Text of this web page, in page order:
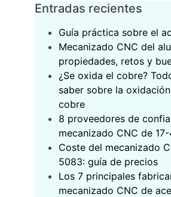
Entradas recientes
‌Guía práctica sobre el
Mecanizado CNC del
propiedades, retos y
¿Se oxida el cobre?
saber sobre la
cobre
8 proveedores de
mecanizado CNC de
Coste del mecanizado
5083: guía de precios
Los 7 principales
mecanizado CNC de